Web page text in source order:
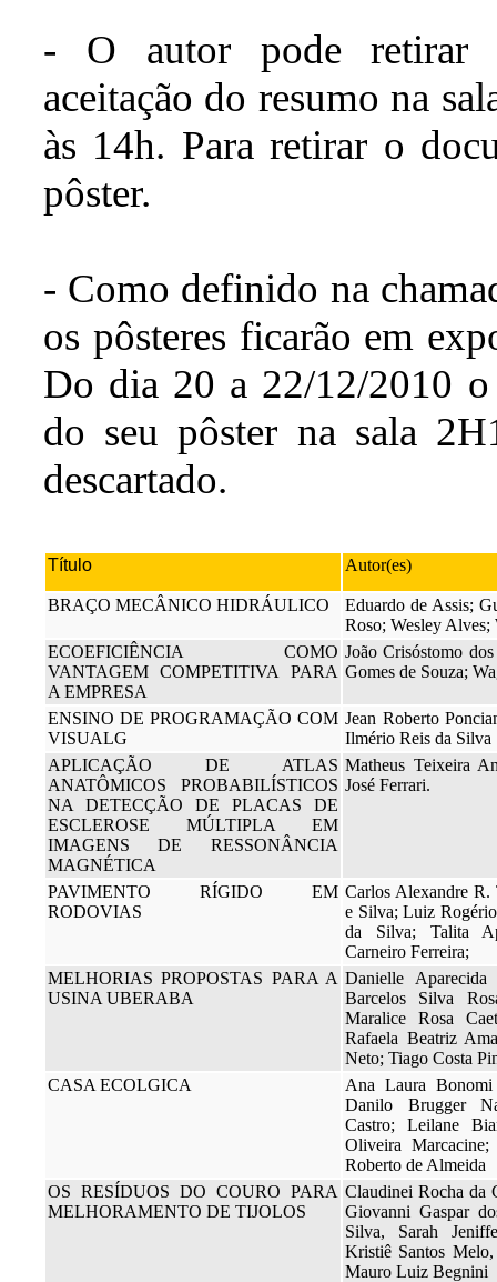
- O autor pode retirar
aceitação do resumo na
às 14h. Para retirar o
pôster.
- Como definido na
os pôsteres ficarão em
Do dia 20 a 22/12/2010
do seu pôster na sala
descartado.
Título Autor(es)
BRAÇO MECÂNICO HIDRÁULICO
Eduardo de Assis;
Roso; Wesley Alves;
ECOEFICIÊNCIA COMO
VANTAGEM COMPETITIVA PARA
A EMPRESA
João Crisóstomo
Gomes de Souza;
ENSINO DE PROGRAMAÇÃO COM
VISUALG
Jean Roberto
Ilmério Reis da Silva
APLICAÇÃO DE ATLAS
ANATÔMICOS PROBABILÍSTICOS
NA DETECÇÃO DE PLACAS DE
ESCLEROSE MÚLTIPLA EM
IMAGENS DE RESSONÂNCIA
MAGNÉTICA
Matheus Teixeira
José Ferrari.
PAVIMENTO RÍGIDO EM
RODOVIAS
Carlos Alexandre R.
e Silva; Luiz
da Silva; Talita
Carneiro Ferreira;
MELHORIAS PROPOSTAS PARA A
USINA UBERABA
Danielle
Barcelos Silva
Maralice Rosa
Rafaela Beatriz
Neto; Tiago Costa
CASA ECOLGICA
Ana Laura
Danilo Brugger
Castro; Leilane
Oliveira
Roberto de Almeida
OS RESÍDUOS DO COURO PARA
MELHORAMENTO DE TIJOLOS
Claudinei Rocha da
Giovanni Gaspar
Silva, Sarah
Kristiê Santos
Mauro Luiz Begnini